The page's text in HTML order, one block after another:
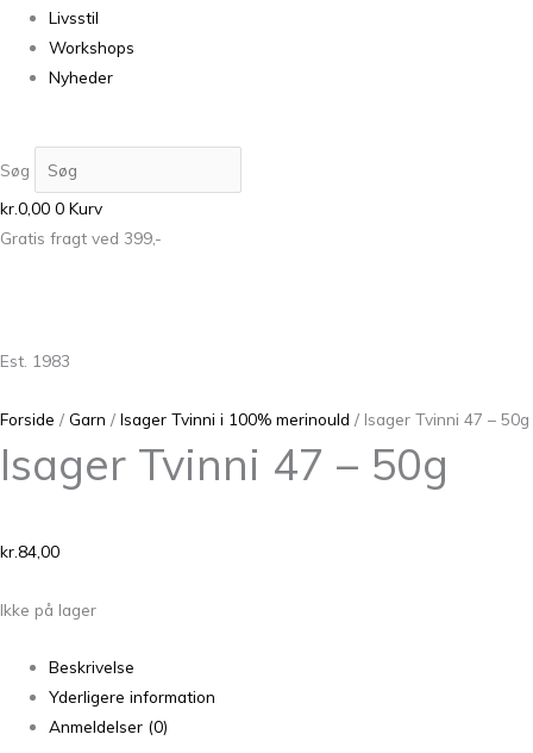
Livsstil
Workshops
Nyheder
Søg
kr.0,00 0 Kurv
Gratis fragt ved 399,-
Est. 1983
Forside / Garn / Isager Tvinni i 100% merinould / Isager Tvinni 47 – 50g
Isager Tvinni 47 – 50g
kr.84,00
Ikke på lager
Beskrivelse
Yderligere information
Anmeldelser (0)